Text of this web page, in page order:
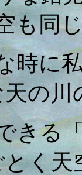
も同
時に
の川
きる
く天